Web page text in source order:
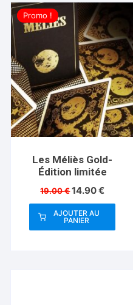
Promo !
Les Méliès Gold-
Édition limitée
19.00€Le
prix
initial
était :
19.00 €.
14.90€Le
prix
14.90 €.
AJOUTER AU
PANIER